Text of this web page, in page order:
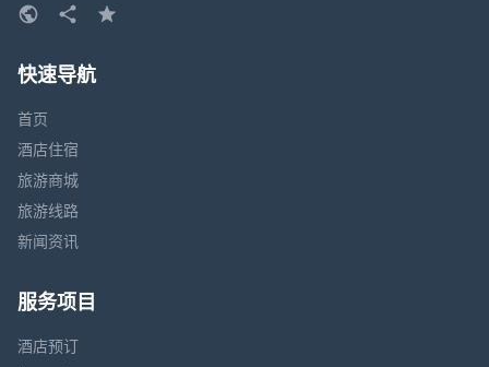
快速导航
首页
酒店住宿
旅游商城
旅游线路
新闻资讯
服务项目
酒店预订